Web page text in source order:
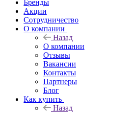
Бренды
Акции
Сотрудничество
О компании
Назад
О компании
Отзывы
Вакансии
Контакты
Партнеры
Блог
Как купить
Назад